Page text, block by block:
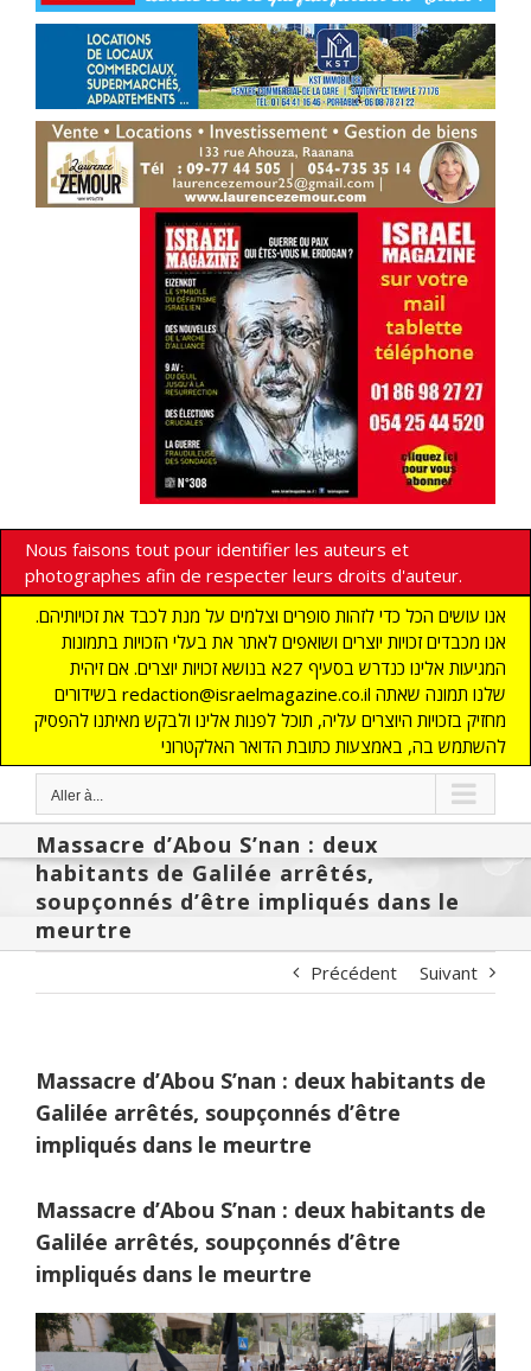
Nous faisons tout pour identifier les auteurs et
photographes afin de respecter leurs droits d'auteur.
אנו עושים הכל כדי לזהות סופרים וצלמים על מנת לכבד את זכויותיהם.
אנו מכבדים זכויות יוצרים ושואפים לאתר את בעלי הזכויות בתמונות
המגיעות אלינו כנדרש בסעיף 27א בנושא זכויות יוצרים. אם זיהית
בשידורים redaction@israelmagazine.co.il שלנו תמונה שאתה
מחזיק בזכויות היוצרים עליה, תוכל לפנות אלינו ולבקש מאיתנו להפסיק
להשתמש בה, באמצעות כתובת הדואר האלקטרוני
Aller à...
Massacre d’Abou S’nan : deux
habitants de Galilée arrêtés,
soupçonnés d’être impliqués dans le
meurtre
Précédent Suivant
Massacre d’Abou S’nan : deux habitants de
Galilée arrêtés, soupçonnés d’être
impliqués dans le meurtre
Massacre d’Abou S’nan : deux habitants de
Galilée arrêtés, soupçonnés d’être
impliqués dans le meurtre